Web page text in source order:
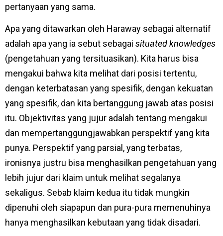
pertanyaan yang sama.
Apa yang ditawarkan oleh Haraway sebagai alternatif
adalah apa yang ia sebut sebagai situated knowledges
(pengetahuan yang tersituasikan). Kita harus bisa
mengakui bahwa kita melihat dari posisi tertentu,
dengan keterbatasan yang spesifik, dengan kekuatan
yang spesifik, dan kita bertanggung jawab atas posisi
itu. Objektivitas yang jujur adalah tentang mengakui
dan mempertanggungjawabkan perspektif yang kita
punya. Perspektif yang parsial, yang terbatas,
ironisnya justru bisa menghasilkan pengetahuan yang
lebih jujur dari klaim untuk melihat segalanya
sekaligus. Sebab klaim kedua itu tidak mungkin
dipenuhi oleh siapapun dan pura-pura memenuhinya
hanya menghasilkan kebutaan yang tidak disadari.